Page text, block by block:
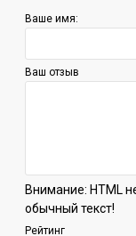
Ваше имя:
Ваш отзыв
Внимание: HTML
обычный текст!
Рейтинг